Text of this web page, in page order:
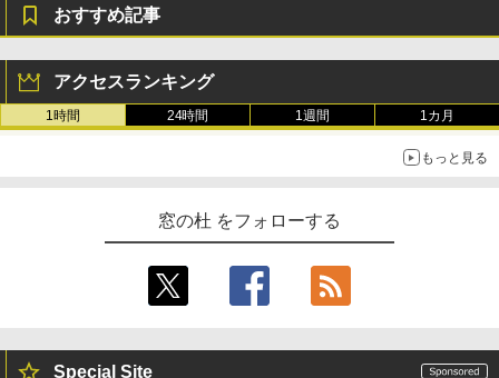
おすすめ記事
アクセスランキング
1時間 24時間 1週間 1カ月
もっと見る
窓の杜 をフォローする
Special Site